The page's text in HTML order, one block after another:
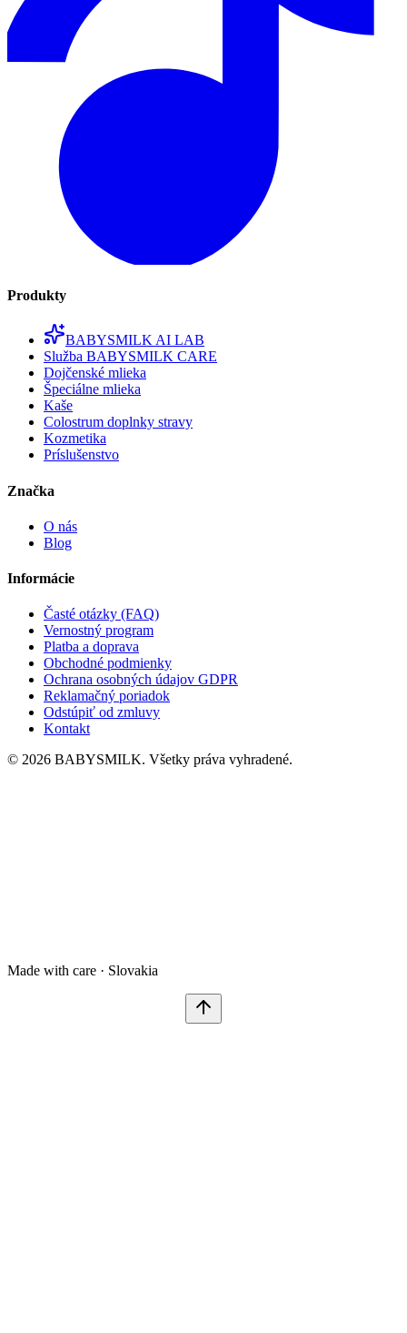
Produkty
BABYSMILK AI LAB
Služba BABYSMILK CARE
Dojčenské mlieka
Špeciálne mlieka
Kaše
Colostrum doplnky stravy
Kozmetika
Príslušenstvo
Značka
O nás
Blog
Informácie
Časté otázky (FAQ)
Vernostný program
Platba a doprava
Obchodné podmienky
Ochrana osobných údajov GDPR
Reklamačný poriadok
Odstúpiť od zmluvy
Kontakt
© 2026 BABYSMILK. Všetky práva vyhradené.
Made with care · Slovakia